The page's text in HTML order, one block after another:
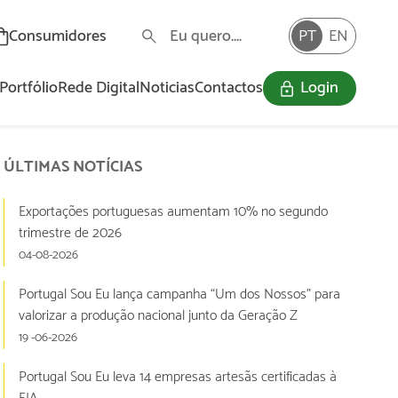
Consumidores PT EN
PortfólioRede DigitalNoticiasContactos Login
ÚLTIMAS NOTÍCIAS
Exportações portuguesas aumentam 10% no segundo
trimestre de 2026
04-08-2026
Portugal Sou Eu lança campanha “Um dos Nossos” para
valorizar a produção nacional junto da Geração Z
19 -06-2026
Portugal Sou Eu leva 14 empresas artesãs certificadas à